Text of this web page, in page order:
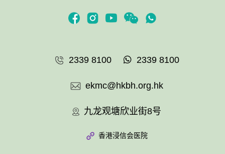
2339 8100 2339 8100
ekmc@hkbh.org.hk
九龙观塘欣业街8号
香港浸信会医院